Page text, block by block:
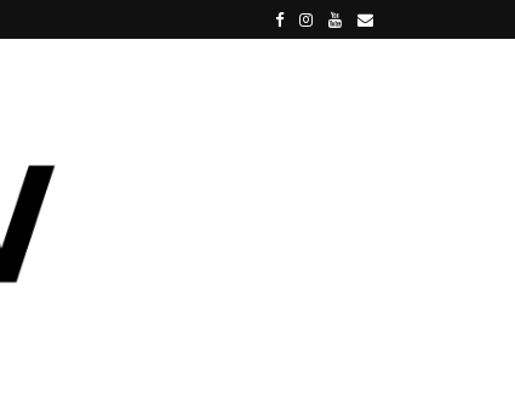
IL MANTELLO DELL’INVISIBILITÀ È IN